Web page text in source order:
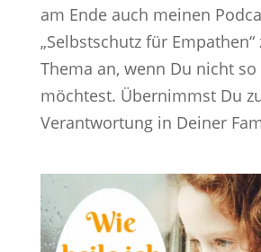
am Ende auch meinen
„Selbstschutz für
Thema an, wenn Du nicht
möchtest. Übernimmst Du
Verantwortung in Deiner